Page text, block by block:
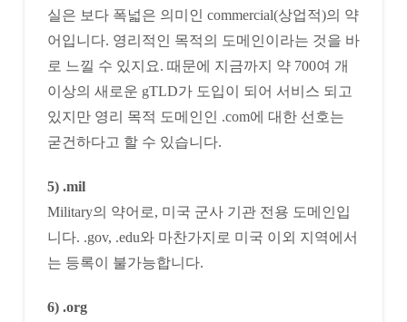
실은 보다 폭넓은 의미인 commercial(상업적)의 약
어입니다. 영리적인 목적의 도메인이라는 것을 바
로 느낄 수 있지요. 때문에 지금까지 약 700여 개
이상의 새로운 gTLD가 도입이 되어 서비스 되고
있지만 영리 목적 도메인인 .com에 대한 선호는
굳건하다고 할 수 있습니다.
5) .mil
Military의 약어로, 미국 군사 기관 전용 도메인입
니다. .gov, .edu와 마찬가지로 미국 이외 지역에서
는 등록이 불가능합니다.
6) .org